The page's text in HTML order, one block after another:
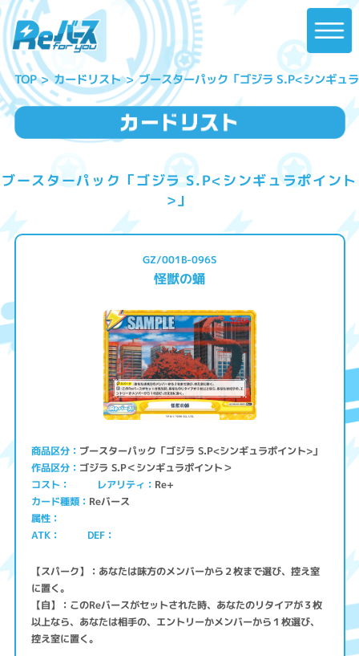
TOP カードリスト ブースターパック「ゴジラ S.P<シンギュ
ブースターパック「ゴジラ S.P<シンギュラポイント
>」
GZ/001B-096S
怪獣の蛹
商品区分 ブースターパック「ゴジラ S.P<シンギュラポイント>」
作品区分 ゴジラ S.P＜シンギュラポイント＞
コスト レアリティ Re+
カード種類 Reバース
属性
ATK
DEF
【スパーク】：あなたは味方のメンバーから２枚まで選び、控え室
に置く。
【自】：このReバースがセットされた時、あなたのリタイアが３枚
以上なら、あなたは相手の、エントリーかメンバーから１枚選び、
控え室に置く。